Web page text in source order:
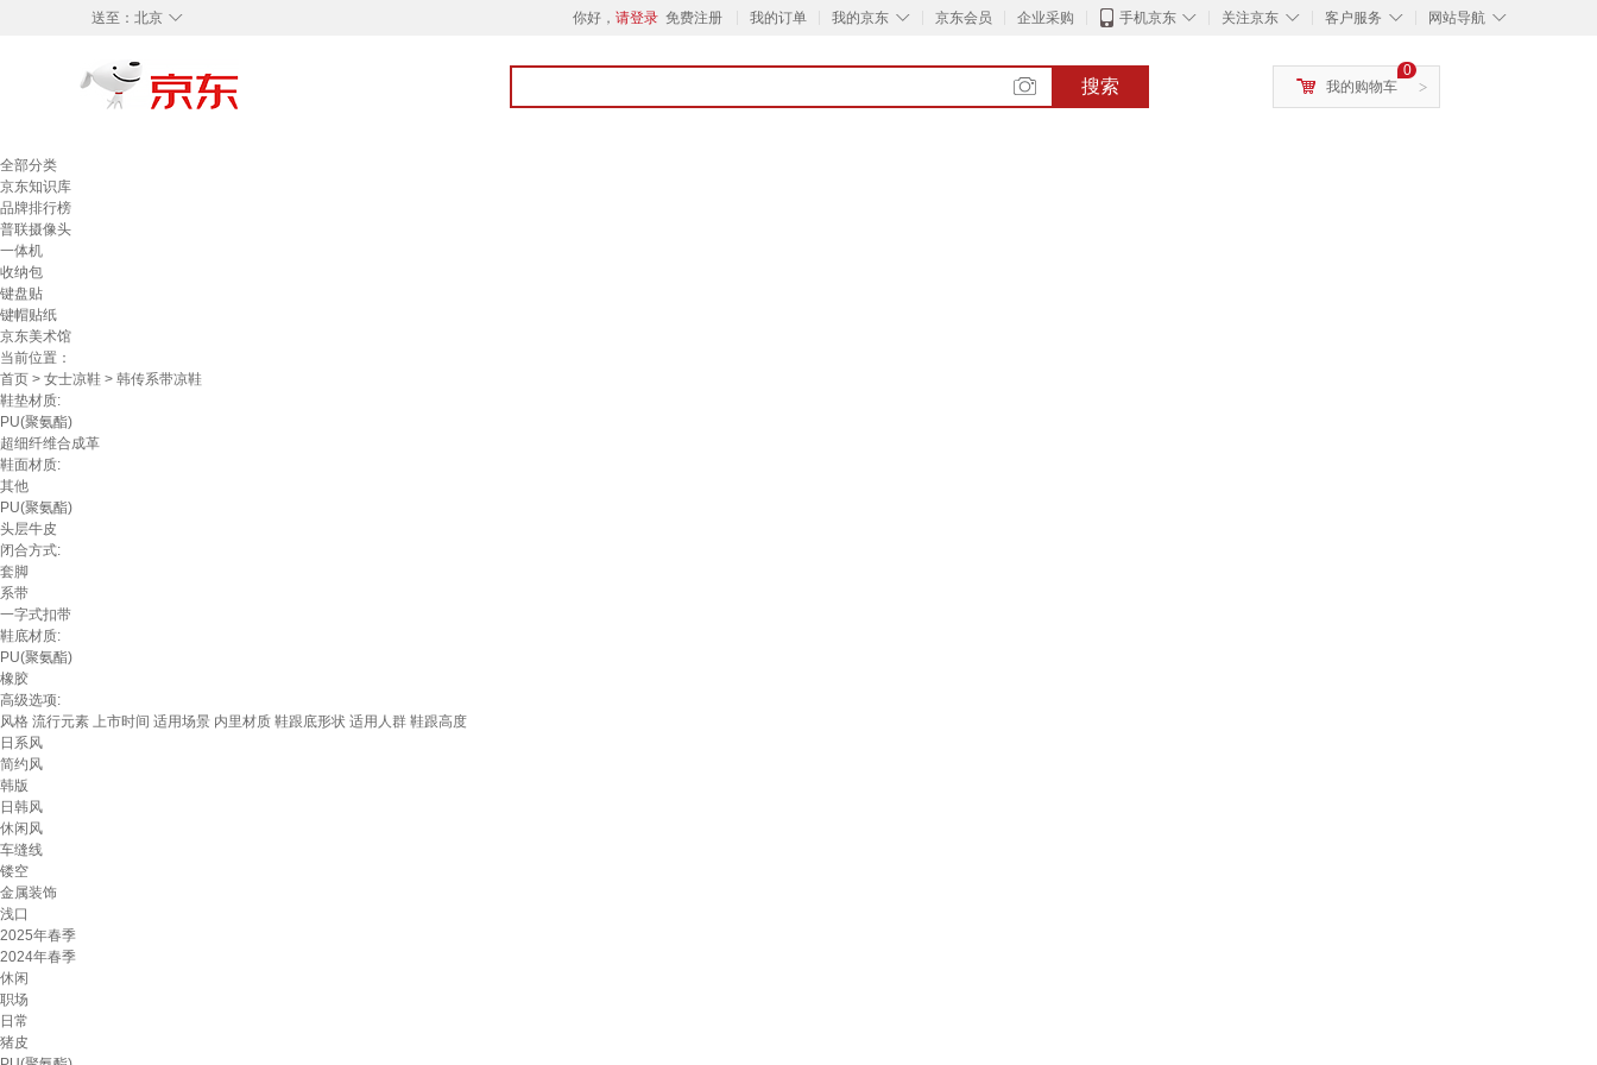
◇
送至： 北京 你好， 请登录 免费注册 我的订单 ◇
我的京东 京东会员 企业采购 ◇
手机京东 ◇
关注京东 ◇
客户服务 ◇
网站导航
搜索 >
0
我的购物车
全部分类
京东知识库
品牌排行榜
普联摄像头
一体机
收纳包
键盘贴
键帽贴纸
京东美术馆
当前位置：
首页 > 女士凉鞋 > 韩传系带凉鞋
鞋垫材质:
PU(聚氨酯)
超细纤维合成革
鞋面材质:
其他
PU(聚氨酯)
头层牛皮
闭合方式:
套脚
系带
一字式扣带
鞋底材质:
PU(聚氨酯)
橡胶
高级选项:
风格 流行元素 上市时间 适用场景 内里材质 鞋跟底形状 适用人群 鞋跟高度
日系风
简约风
韩版
日韩风
休闲风
车缝线
镂空
金属装饰
浅口
2025年春季
2024年春季
休闲
职场
日常
猪皮